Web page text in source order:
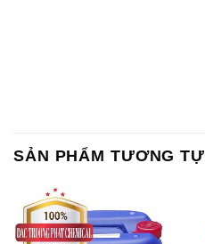
SẢN PHẨM TƯƠNG TỰ